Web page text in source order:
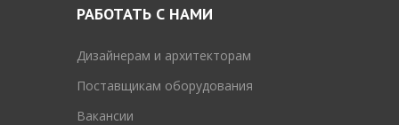
РАБОТАТЬ С НАМИ
Дизайнерам и архитекторам
Поставщикам оборудования
Вакансии